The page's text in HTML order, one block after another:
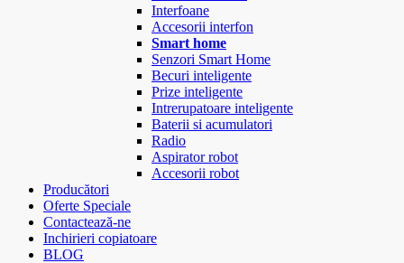
Interfoane
Accesorii interfon
Smart home
Senzori Smart Home
Becuri inteligente
Prize inteligente
Intrerupatoare inteligente
Baterii si acumulatori
Radio
Aspirator robot
Accesorii robot
Producători
Oferte Speciale
Contactează-ne
Inchirieri copiatoare
BLOG